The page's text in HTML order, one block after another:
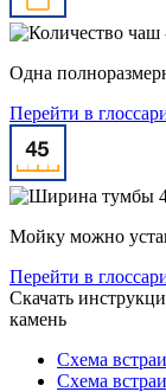
Одна
Перейти в
Мойку можно
Перейти в
Скачать
камень
Схема
Схема